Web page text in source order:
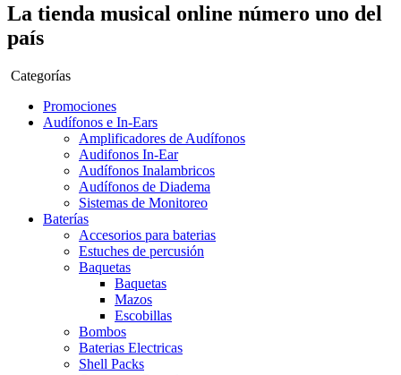
La tienda musical online número uno del
país
Categorías
Promociones
Audífonos e In-Ears
Amplificadores de Audífonos
Audifonos In-Ear
Audífonos Inalambricos
Audífonos de Diadema
Sistemas de Monitoreo
Baterías
Accesorios para baterias
Estuches de percusión
Baquetas
Baquetas
Mazos
Escobillas
Bombos
Baterias Electricas
Shell Packs